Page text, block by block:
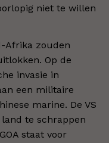
niet te willen
Afrika zouden
Op de
invasie in
een militaire
marine. De VS
te schrappen
staat voor